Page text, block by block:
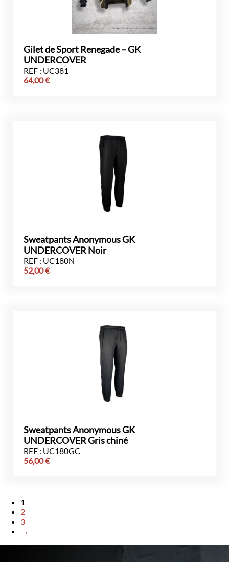
Gilet de Sport Renegade – GK
UNDERCOVER
REF : UC381
64,00€
Sweatpants Anonymous GK
UNDERCOVER Noir
REF : UC180N
52,00€
Sweatpants Anonymous GK
UNDERCOVER Gris chiné
REF : UC180GC
56,00€
1
2
3
→